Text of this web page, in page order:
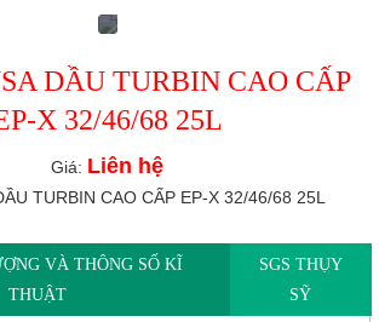
DẦU TURBIN CAO CẤP
X 32/46/68 25L
Giá: Liên hệ
TURBIN CAO CẤP EP-X 32/46/68 25L
VÀ THÔNG SỐ KĨ
THUẬT
SGS THỤY
SỸ